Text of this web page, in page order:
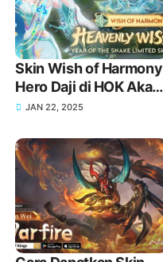
Skin Wish of Harmony
Hero Daji di HOK Akan
Rilis Tanggal dan
JAN 22, 2025